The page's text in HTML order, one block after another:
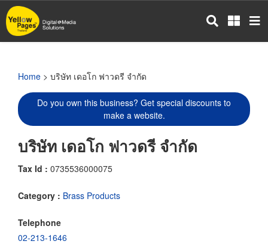
Skip
to
main
Home > บริษัท เดอโก ฟาวดรี จำกัด
Do you own this business? Get special discounts to
make a website.
บริษัท เดอโก ฟาวดรี จำกัด
Tax Id : 0735536000075
Category : Brass Products
Telephone
02-213-1646